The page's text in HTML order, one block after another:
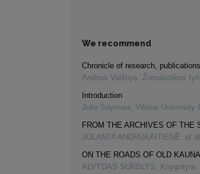
We recommend
Chronicle of research,
Andrius Vaišnys, Žurnalistikos
Introduction
Julie Seymour, Vilnius University
FROM THE ARCHIVES OF THE
JOLANTA ANDRUKAITIENĖ, et
ON THE ROADS OF OLD
ALVYDAS SURBLYS, Knygotyra,